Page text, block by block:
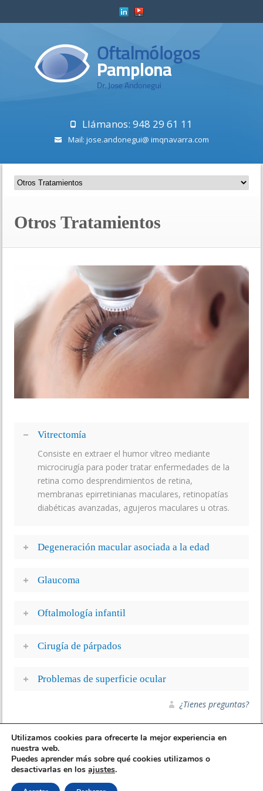
Llámanos: 948 29 61 11
Mail: jose.andonegui@ imqnavarra.com
Otros Tratamientos
Vitrectomía
Consiste en extraer el humor vítreo mediante
microcirugía para poder tratar enfermedades de la
retina como desprendimientos de retina,
membranas epirretinianas maculares, retinopatías
diabéticas avanzadas, agujeros maculares u otras.
Degeneración macular asociada a la edad
Glaucoma
Oftalmología infantil
Cirugía de párpados
Problemas de superficie ocular
¿Tienes preguntas?
Todos los derechos reservado a Oftalmología Pamplona 2015
Utilizamos cookies para ofrecerte la mejor experiencia en
nuestra web.
Puedes aprender más sobre qué cookies utilizamos o
desactivarlas en los ajustes.